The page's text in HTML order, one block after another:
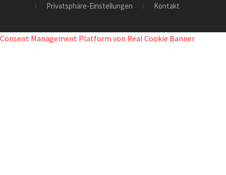
Privatsphäre-Einstellungen
Kontakt
Consent Management Platform von Real Cookie Banner